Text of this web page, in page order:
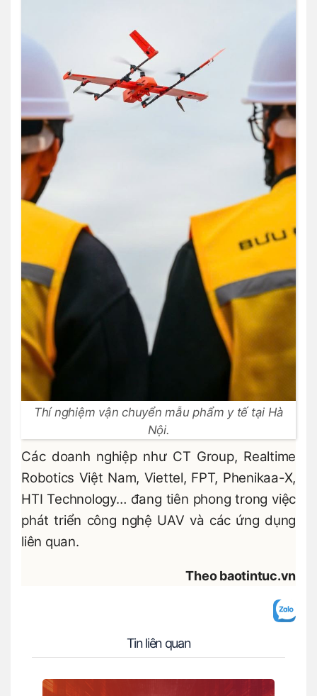
Thí nghiệm vận chuyển mẫu phẩm y tế tại Hà
Nội.
Các doanh nghiệp như CT Group, Realtime
Robotics Việt Nam, Viettel, FPT, Phenikaa-X,
HTI Technology… đang tiên phong trong việc
phát triển công nghệ UAV và các ứng dụng
liên quan.
Theo baotintuc.vn
Tin liên quan